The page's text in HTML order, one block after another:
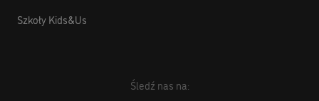
Szkoły Kids&Us
Śledź nas na: